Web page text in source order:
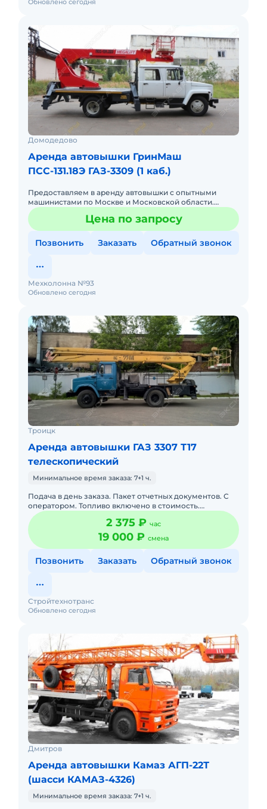
Домодедово
Аренда автовышки ГринМаш
ПСС-131.18Э ГАЗ-3309 (1 каб.)
Предоставляем в аренду автовышки с опытными
машинистами по Москве и Московской области.
Любой вид аренды. Долгосрочный, краткосрочный
(почасовой, посменный) При
Цена по запросу
Позвонить Заказать Обратный звонок
Обновлено сегодня
Мехколонна №93
Троицк
Аренда автовышки ГАЗ 3307 Т17
телескопический
Минимальное время заказа: 7+1 ч.
Подача в день заказа. Пакет отчетных документов. С
оператором. Топливо включено в стоимость.
Долгосрочная аренда. Краткосрочная аренда. Техника
с малой наработк
2 375 ₽ час
19 000 ₽ смена
Позвонить Заказать Обратный звонок
Обновлено сегодня
Стройтехнотранс
Дмитров
Аренда автовышки Камаз АГП-22Т
(шасси КАМАЗ-4326)
Минимальное время заказа: 7+1 ч.